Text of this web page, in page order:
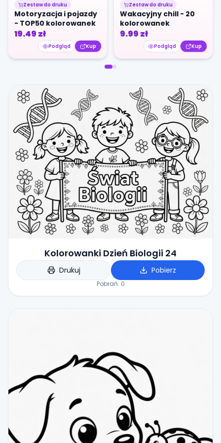
Zestaw do druku
Motoryzacja i pojazdy
- TOP50 kolorowanek
19.49 zł
Podgląd Kup
Zestaw do druku
Wakacyjny chill - 20
kolorowanek
9.99 zł
Podgląd Kup
Kolorowanki Dzień Biologii 24
Drukuj Pobierz
Pobrań: 0